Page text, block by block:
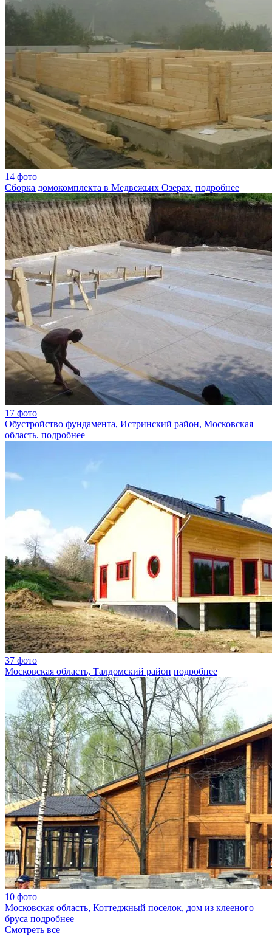
14 фото
Сборка домокомплекта в Медвежьих Озерах. подробнее
17 фото
Обустройство фундамента, Истринский район, Московская
область. подробнее
37 фото
Московская область, Талдомский район подробнее
10 фото
Московская область, Коттеджный поселок, дом из клееного
бруса подробнее
Cмотреть все